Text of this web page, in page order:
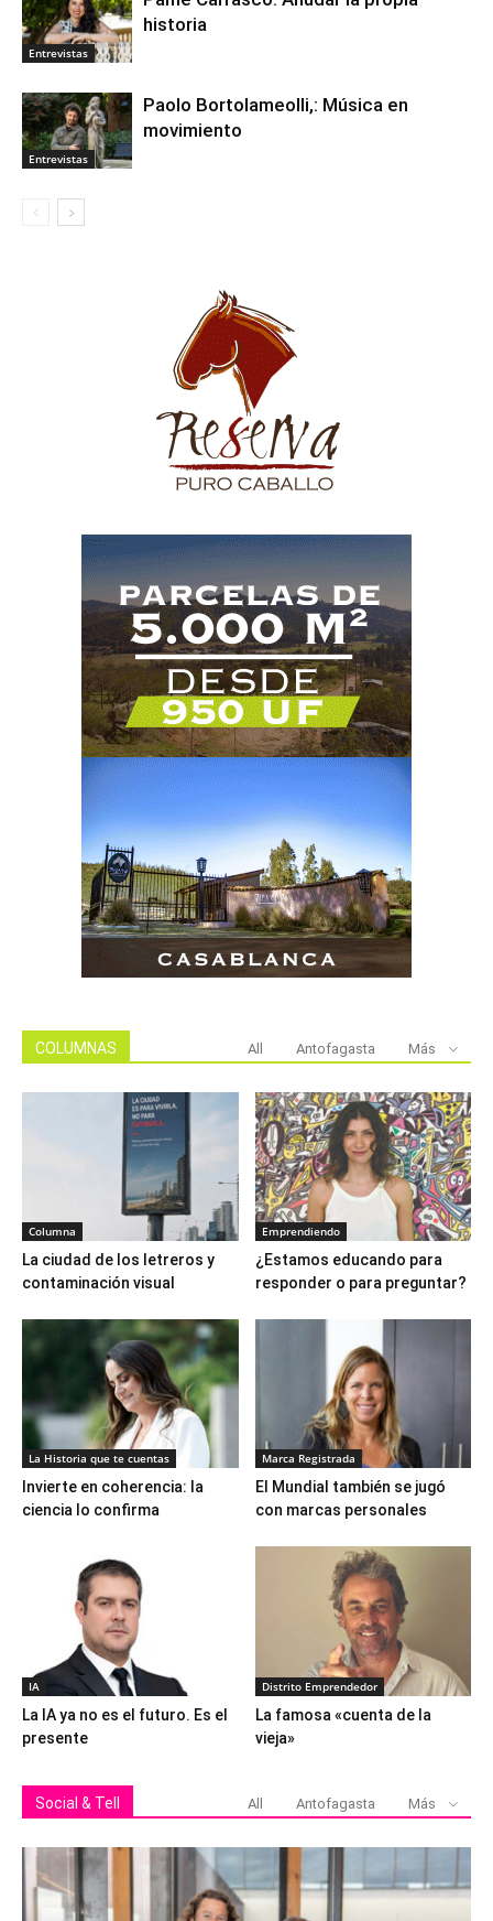
Entrevistas
historia
Entrevistas
Paolo Bortolameolli,: Música en
movimiento
COLUMNAS All Antofagasta Más
Columna
La ciudad de los letreros y
contaminación visual
Emprendiendo
¿Estamos educando para
responder o para preguntar?
La Historia que te cuentas
Invierte en coherencia: la
ciencia lo confirma
Marca Registrada
El Mundial también se jugó
con marcas personales
IA
La IA ya no es el futuro. Es el
presente
Distrito Emprendedor
La famosa «cuenta de la
vieja»
Social & Tell All Antofagasta Más